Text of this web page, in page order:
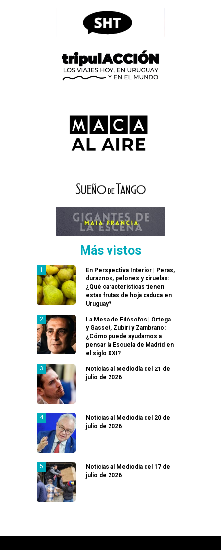
Más vistos
En Perspectiva Interior | Peras,
duraznos, pelones y ciruelas:
¿Qué características tienen
estas frutas de hoja caduca en
Uruguay?
La Mesa de Filósofos | Ortega
y Gasset, Zubiri y Zambrano:
¿Cómo puede ayudarnos a
pensar la Escuela de Madrid en
el siglo XXI?
Noticias al Mediodía del 21 de
julio de 2026
Noticias al Mediodía del 20 de
julio de 2026
Noticias al Mediodía del 17 de
julio de 2026